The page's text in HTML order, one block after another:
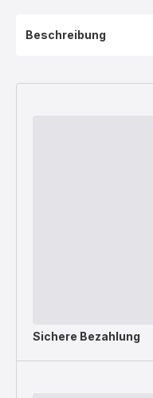
Beschreibung
Sichere Bezahlung